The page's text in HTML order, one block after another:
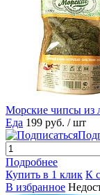
Морские чипсы из
Еда 199 руб. / шт
Подробнее
Купить в 1 клик К
В избранное